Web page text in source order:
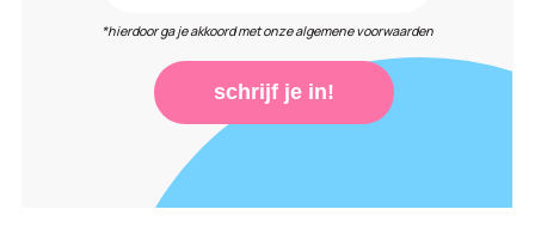
*hierdoor ga je akkoord met onze algemene voorwaarden
schrijf je in!